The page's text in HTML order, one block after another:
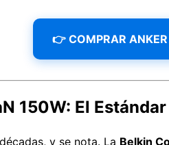
👉 COMPRAR
150W: El
y se nota. La Belkin